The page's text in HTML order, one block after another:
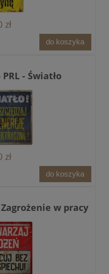
zł
do koszyka
- Światło
zł
do koszyka
w pracy